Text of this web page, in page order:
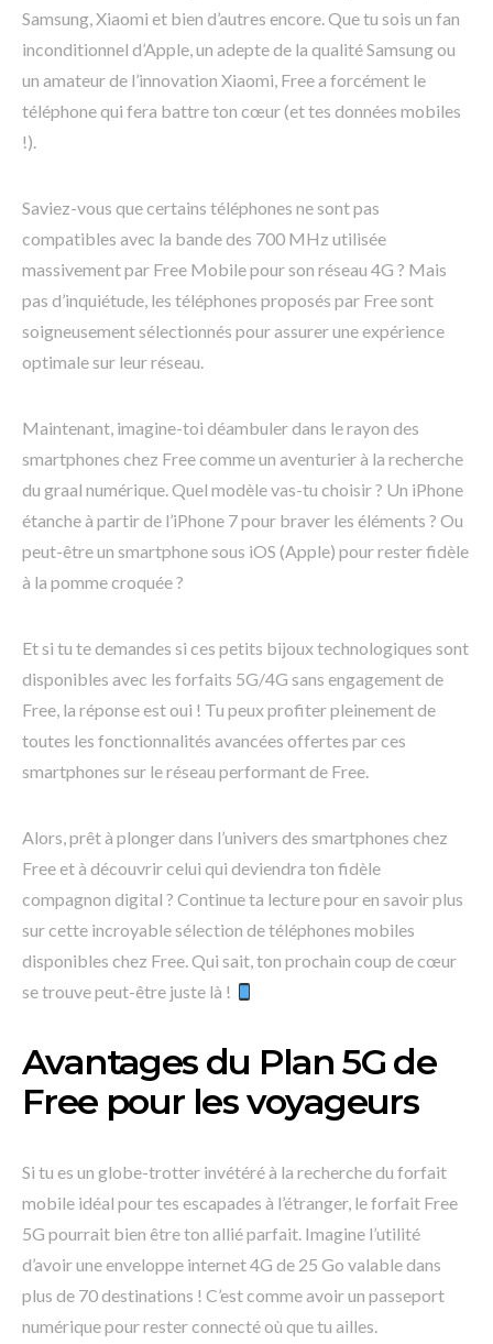
Samsung, Xiaomi et bien d’autres encore. Que tu sois un fan
inconditionnel d’Apple, un adepte de la qualité Samsung ou
un amateur de l’innovation Xiaomi, Free a forcément le
téléphone qui fera battre ton cœur (et tes données mobiles
!).
Saviez-vous que certains téléphones ne sont pas
compatibles avec la bande des 700 MHz utilisée
massivement par Free Mobile pour son réseau 4G ? Mais
pas d’inquiétude, les téléphones proposés par Free sont
soigneusement sélectionnés pour assurer une expérience
optimale sur leur réseau.
Maintenant, imagine-toi déambuler dans le rayon des
smartphones chez Free comme un aventurier à la recherche
du graal numérique. Quel modèle vas-tu choisir ? Un iPhone
étanche à partir de l’iPhone 7 pour braver les éléments ? Ou
peut-être un smartphone sous iOS (Apple) pour rester fidèle
à la pomme croquée ?
Et si tu te demandes si ces petits bijoux technologiques sont
disponibles avec les forfaits 5G/4G sans engagement de
Free, la réponse est oui ! Tu peux profiter pleinement de
toutes les fonctionnalités avancées offertes par ces
smartphones sur le réseau performant de Free.
Alors, prêt à plonger dans l’univers des smartphones chez
Free et à découvrir celui qui deviendra ton fidèle
compagnon digital ? Continue ta lecture pour en savoir plus
sur cette incroyable sélection de téléphones mobiles
disponibles chez Free. Qui sait, ton prochain coup de cœur
se trouve peut-être juste là !
Avantages du Plan 5G de
Free pour les voyageurs
Si tu es un globe-trotter invétéré à la recherche du forfait
mobile idéal pour tes escapades à l’étranger, le forfait Free
5G pourrait bien être ton allié parfait. Imagine l’utilité
d’avoir une enveloppe internet 4G de 25 Go valable dans
plus de 70 destinations ! C’est comme avoir un passeport
numérique pour rester connecté où que tu ailles.